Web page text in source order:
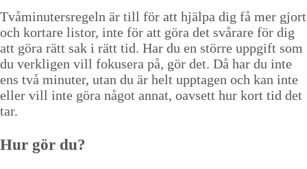
Tvåminutersregeln är till för att hjälpa dig få mer gjort
och kortare listor, inte för att göra det svårare för dig
att göra rätt sak i rätt tid. Har du en större uppgift som
du verkligen vill fokusera på, gör det. Då har du inte
ens två minuter, utan du är helt upptagen och kan inte
eller vill inte göra något annat, oavsett hur kort tid det
tar.
Hur gör du?